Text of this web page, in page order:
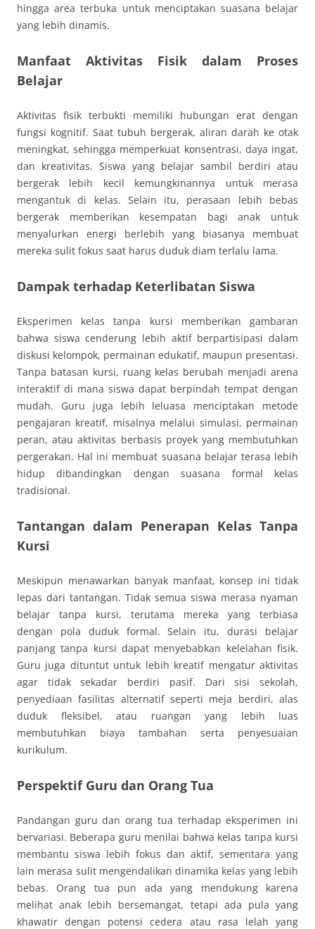
hingga area terbuka untuk menciptakan suasana belajar
yang lebih dinamis.
Manfaat Aktivitas Fisik dalam Proses
Belajar
Aktivitas fisik terbukti memiliki hubungan erat dengan
fungsi kognitif. Saat tubuh bergerak, aliran darah ke otak
meningkat, sehingga memperkuat konsentrasi, daya ingat,
dan kreativitas. Siswa yang belajar sambil berdiri atau
bergerak lebih kecil kemungkinannya untuk merasa
mengantuk di kelas. Selain itu, perasaan lebih bebas
bergerak memberikan kesempatan bagi anak untuk
menyalurkan energi berlebih yang biasanya membuat
mereka sulit fokus saat harus duduk diam terlalu lama.
Dampak terhadap Keterlibatan Siswa
Eksperimen kelas tanpa kursi memberikan gambaran
bahwa siswa cenderung lebih aktif berpartisipasi dalam
diskusi kelompok, permainan edukatif, maupun presentasi.
Tanpa batasan kursi, ruang kelas berubah menjadi arena
interaktif di mana siswa dapat berpindah tempat dengan
mudah. Guru juga lebih leluasa menciptakan metode
pengajaran kreatif, misalnya melalui simulasi, permainan
peran, atau aktivitas berbasis proyek yang membutuhkan
pergerakan. Hal ini membuat suasana belajar terasa lebih
hidup dibandingkan dengan suasana formal kelas
tradisional.
Tantangan dalam Penerapan Kelas Tanpa
Kursi
Meskipun menawarkan banyak manfaat, konsep ini tidak
lepas dari tantangan. Tidak semua siswa merasa nyaman
belajar tanpa kursi, terutama mereka yang terbiasa
dengan pola duduk formal. Selain itu, durasi belajar
panjang tanpa kursi dapat menyebabkan kelelahan fisik.
Guru juga dituntut untuk lebih kreatif mengatur aktivitas
agar tidak sekadar berdiri pasif. Dari sisi sekolah,
penyediaan fasilitas alternatif seperti meja berdiri, alas
duduk fleksibel, atau ruangan yang lebih luas
membutuhkan biaya tambahan serta penyesuaian
kurikulum.
Perspektif Guru dan Orang Tua
Pandangan guru dan orang tua terhadap eksperimen ini
bervariasi. Beberapa guru menilai bahwa kelas tanpa kursi
membantu siswa lebih fokus dan aktif, sementara yang
lain merasa sulit mengendalikan dinamika kelas yang lebih
bebas. Orang tua pun ada yang mendukung karena
melihat anak lebih bersemangat, tetapi ada pula yang
khawatir dengan potensi cedera atau rasa lelah yang